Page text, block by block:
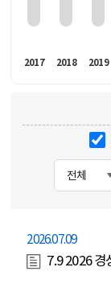
2017 2018 2019
2026.07.09